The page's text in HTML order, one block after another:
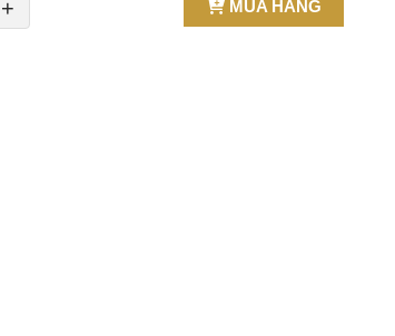
+ MUA HÀNG